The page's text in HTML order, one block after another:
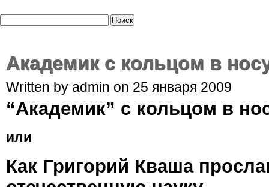
Академик с кольцом в
Written by admin on 25 января 2009
“Академик” с кольцом в
или
Как Григорий Кваша